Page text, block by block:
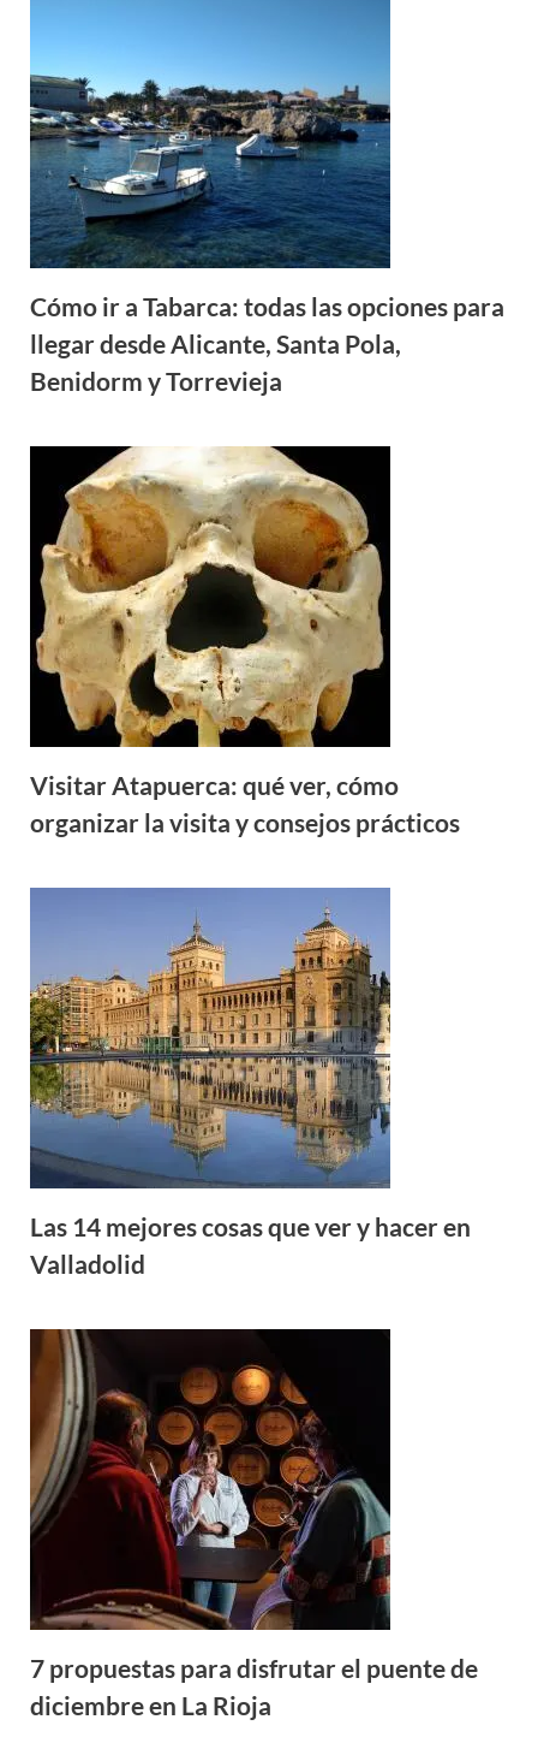
Cómo ir a Tabarca: todas las opciones para
llegar desde Alicante, Santa Pola,
Benidorm y Torrevieja
Visitar Atapuerca: qué ver, cómo
organizar la visita y consejos prácticos
Las 14 mejores cosas que ver y hacer en
Valladolid
7 propuestas para disfrutar el puente de
diciembre en La Rioja